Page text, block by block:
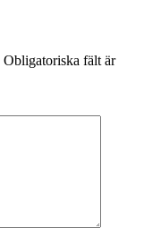
Obligatoriska fält är